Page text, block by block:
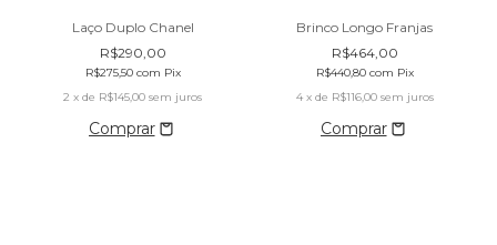
Laço Duplo Chanel
R$290,00
R$275,50 com Pix
2 x de R$145,00 sem juros
Brinco Longo Franjas
R$464,00
R$440,80 com Pix
4 x de R$116,00 sem juros